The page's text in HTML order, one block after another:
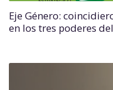
Eje Género:
en los tres poderes